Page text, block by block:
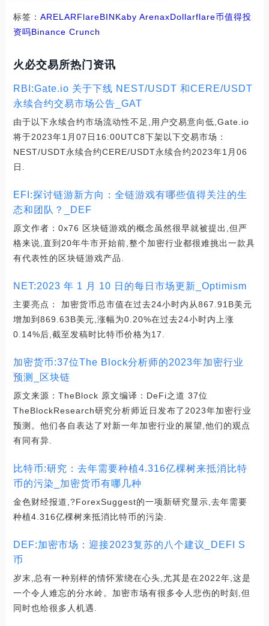
标签： ARELARFlareBINKaby ArenaxDollarflare币值得投
资吗Binance Crunch
火必交易所热门资讯
RBI:Gate.io 关于下线 NEST/USDT 和CERE/USDT
永续合约交易市场公告_GAT
由于以下永续合约市场流动性不足,用户交易意向低,Gate.io
将于2023年1月07日16:00UTC8下架以下交易市场：
NEST/USDT永续合约CERE/USDT永续合约2023年1月06
日.
EFI:探讨链游新方向：全链游戏有哪些值得关注的生
态和团队？_DEF
原文作者：0x76 区块链游戏的概念虽然很早就被提出,但严
格来说,直到20年牛市开始前,整个加密行业都很难挑出一款具
有代表性的区块链游戏产品.
NET:2023 年 1 月 10 日的每日市场更新_Optimism
主要亮点： 加密货币总市值在过去24小时内从867.91B美元
增加到869.63B美元,涨幅为0.20%在过去24小时内上涨
0.14%后,截至发稿时比特币价格为17.
加密货币:37位The Block分析师的2023年加密行业
预测_区块链
原文来源：TheBlock 原文编译：DeFi之道 37位
TheBlockResearch研究分析师近日发布了2023年加密行业
预测。他们各自表达了对新一年加密行业的展望,他们的观点
有同有异.
比特币:研究：去年需要种植4.316亿棵树来抵消比特
币的污染_加密货币有哪几种
金色财经报道,?ForexSuggest的一项新研究显示,去年需要
种植4.316亿棵树来抵消比特币的污染.
DEF:加密市场：迎接2023复苏的八个建议_DEFI S
币
岁末,总有一种别样的情怀萦绕在心头,尤其是在2022年,这是
一个令人难忘的分水岭。加密市场有很多令人悲伤的时刻,但
同时也给很多人机遇.